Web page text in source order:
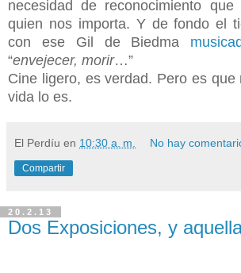
necesidad de reconocimiento
quien nos importa. Y de fondo el
con ese Gil de Biedma
“envejecer, morir…”
Cine ligero, es verdad. Pero es que
vida lo es.
El Perdíu en 10:30 a. m. No hay
Compartir
20.2.13
Dos Exposiciones, y